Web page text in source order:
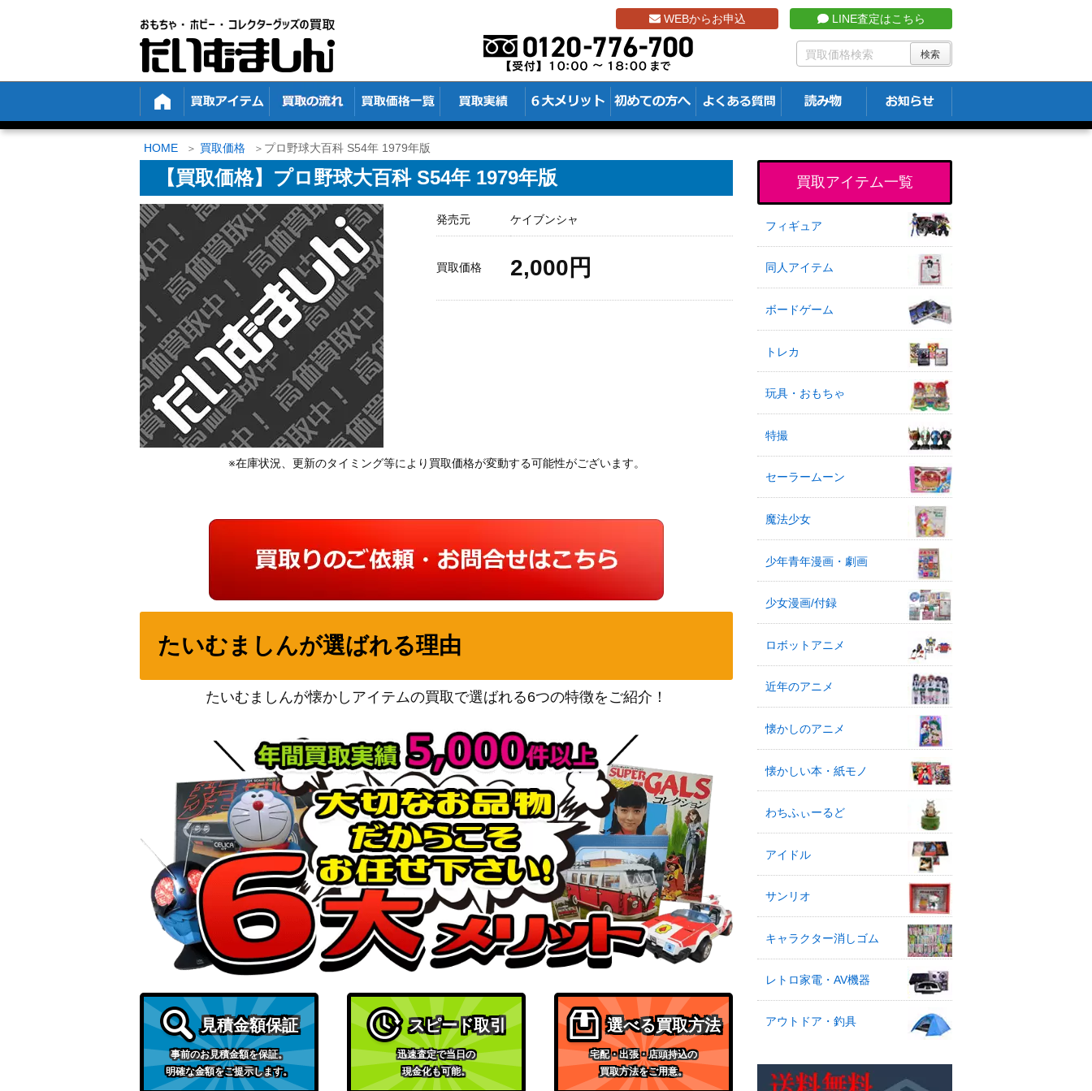
WEBからお申込 LINE査定はこちら
HOME 買取価格 プロ野球大百科 S54年 1979年版
【買取価格】プロ野球大百科 S54年 1979年版
発売元 ケイブンシャ
買取価格 2,000円
※在庫状況、更新のタイミング等により買取価格が変動する可能性がございます。
たいむましんが選ばれる理由
たいむましんが懐かしアイテムの買取で選ばれる6つの特徴をご紹介！
見積金額保証
事前のお見積金額を保証。
明確な金額をご提示します。
スピード取引
迅速査定で当日の
現金化も可能。
選べる買取方法
宅配・出張・店頭持込の
買取方法をご用意。
買取アイテム一覧
フィギュア
同人アイテム
ボードゲーム
トレカ
玩具・おもちゃ
特撮
セーラームーン
魔法少女
少年青年漫画・劇画
少女漫画/付録
ロボットアニメ
近年のアニメ
懐かしのアニメ
懐かしい本・紙モノ
わちふぃーるど
アイドル
サンリオ
キャラクター消しゴム
レトロ家電・AV機器
アウトドア・釣具